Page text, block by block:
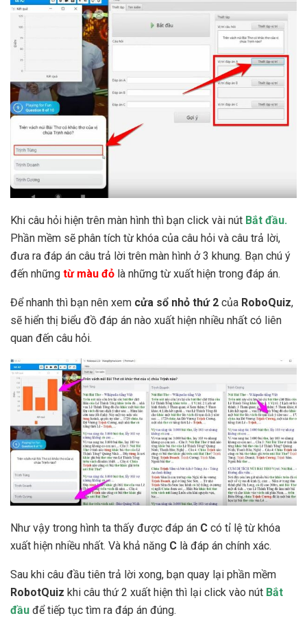
Khi câu hỏi hiện trên màn hình thì bạn click vài nút Bắt đầu.
Phần mềm sẽ phân tích từ khóa của câu hỏi và câu trả lời,
đưa ra đáp án câu trả lời trên màn hình ở 3 khung. Bạn chú ý
đến những từ màu đỏ là những từ xuất hiện trong đáp án.
Để nhanh thì bạn nên xem cửa sổ nhỏ thứ 2 của RoboQuiz,
sẽ hiển thị biểu đồ đáp án nào xuất hiện nhiều nhất có liên
quan đến câu hỏi.
Như vậy trong hình ta thấy được đáp án C có tỉ lệ từ khóa
xuất hiện nhiều nhất. Và khả năng C là đáp án chính xác.
Sau khi câu đầu tiên trả lời xong, bạn quay lại phần mềm
RobotQuiz khi câu thứ 2 xuất hiện thì lại click vào nút Bắt
đầu để tiếp tục tìm ra đáp án đúng.